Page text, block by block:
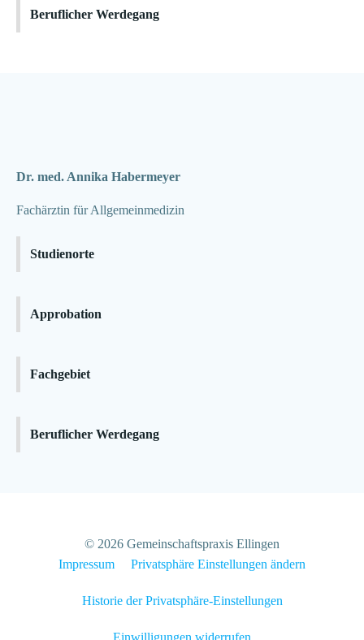
Beruflicher Werdegang
Dr. med. Annika Habermeyer
Fachärztin für Allgemeinmedizin
Studienorte
Approbation
Fachgebiet
Beruflicher Werdegang
© 2026 Gemeinschaftspraxis Ellingen
Impressum
Privatsphäre Einstellungen ändern
Historie der Privatsphäre-Einstellungen